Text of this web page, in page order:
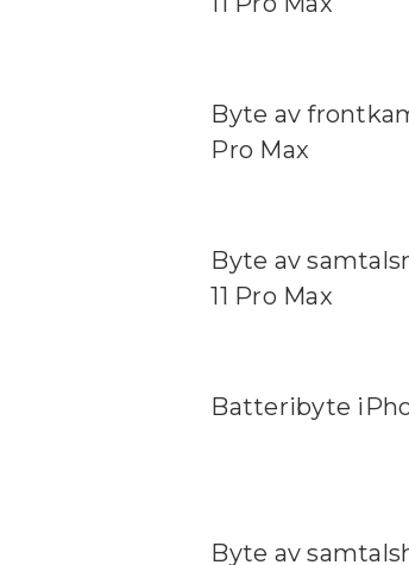
Byte av
Pro Max
Byte av
11 Pro Max
Batteribyte
Byte av